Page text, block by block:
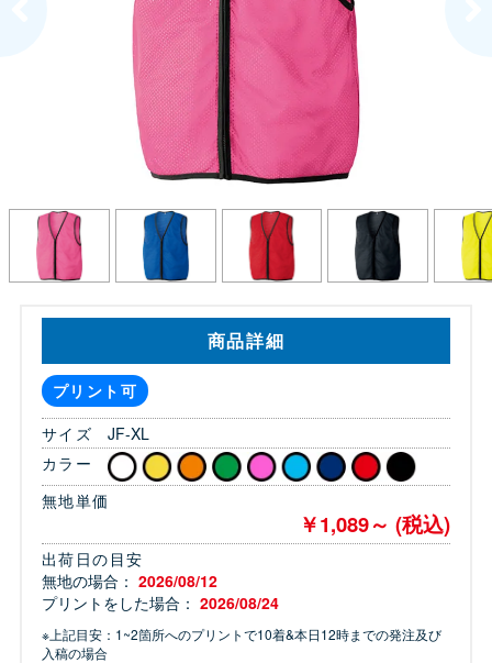
商品詳細
プリント可
サイズ
JF-XL
カラー
無地単価
￥1,089～ (税込)
出荷日の目安
無地の場合： 2026/08/12
プリントをした場合： 2026/08/24
※上記目安：1~2箇所へのプリントで10着&本日12時までの発注及び
入稿の場合